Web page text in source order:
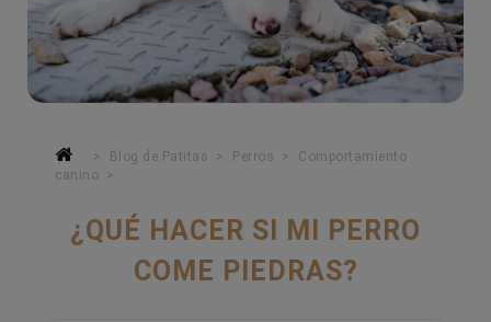
Blog de Patitas Perros
Comportamiento
canino
¿QUÉ HACER SI MI PERRO
COME PIEDRAS?